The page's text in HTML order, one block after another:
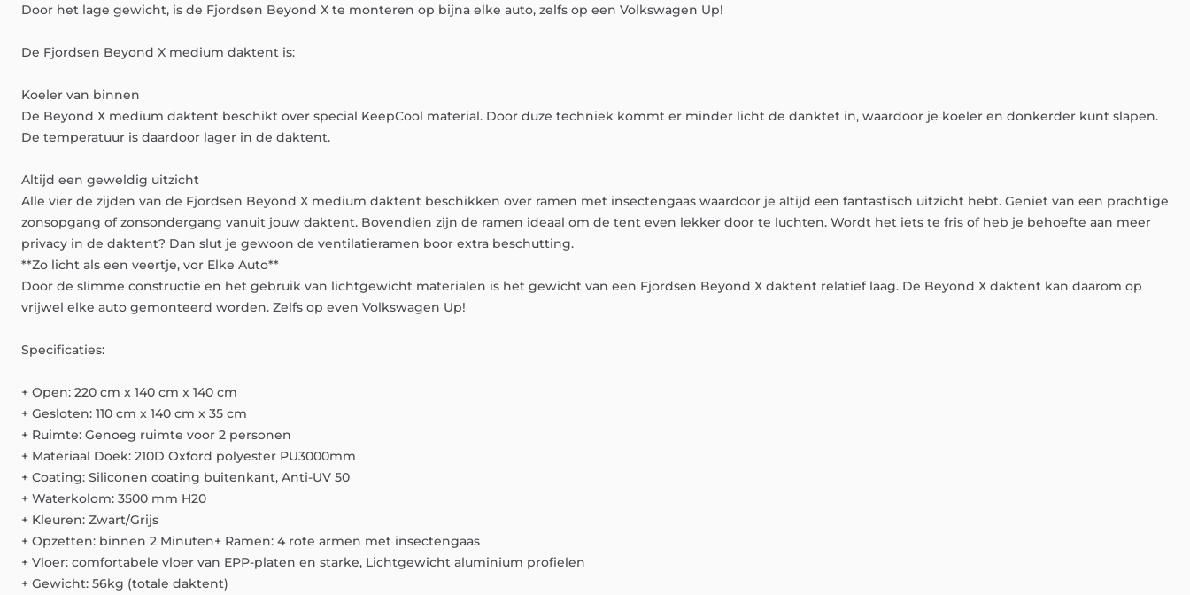
Door het lage gewicht, is de Fjordsen Beyond X te monteren op bijna elke auto, zelfs op een Volkswagen Up!
De Fjordsen Beyond X medium daktent is:
Koeler van binnen
De Beyond X medium daktent beschikt over special KeepCool material. Door duze techniek kommt er minder licht de danktet in, waardoor je koeler en donkerder kunt slapen.
De temperatuur is daardoor lager in de daktent.
Altijd een geweldig uitzicht
Alle vier de zijden van de Fjordsen Beyond X medium daktent beschikken over ramen met insectengaas waardoor je altijd een fantastisch uitzicht hebt. Geniet van een prachtige
zonsopgang of zonsondergang vanuit jouw daktent. Bovendien zijn de ramen ideaal om de tent even lekker door te luchten. Wordt het iets te fris of heb je behoefte aan meer
privacy in de daktent? Dan slut je gewoon de ventilatieramen boor extra beschutting.
**Zo licht als een veertje, vor Elke Auto**
Door de slimme constructie en het gebruik van lichtgewicht materialen is het gewicht van een Fjordsen Beyond X daktent relatief laag. De Beyond X daktent kan daarom op
vrijwel elke auto gemonteerd worden. Zelfs op even Volkswagen Up!
Specificaties:
+ Open: 220 cm x 140 cm x 140 cm
+ Gesloten: 110 cm x 140 cm x 35 cm
+ Ruimte: Genoeg ruimte voor 2 personen
+ Materiaal Doek: 210D Oxford polyester PU3000mm
+ Coating: Siliconen coating buitenkant, Anti-UV 50
+ Waterkolom: 3500 mm H20
+ Kleuren: Zwart​/​Grijs
+ Opzetten: binnen 2 Minuten+ Ramen: 4 rote armen met insectengaas
+ Vloer: comfortabele vloer van EPP-platen en starke, Lichtgewicht aluminium profielen
+ Gewicht: 56kg (totale daktent)